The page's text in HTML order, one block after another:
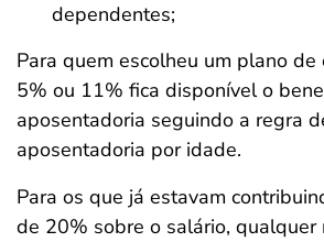
dependentes;
Para quem escolheu um plano de
5% ou 11% fica disponível o
aposentadoria seguindo a regra
aposentadoria por idade.
Para os que já estavam
de 20% sobre o salário, qualquer